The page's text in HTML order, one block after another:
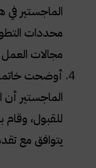
الماجستير في
محددات
مجالات
أوضحت
الماجستير أن
للقبول،
يتوافق مع